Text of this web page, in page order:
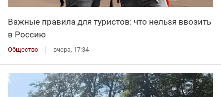
Важные правила для туристов: что нельзя ввозить
в Россию
Общество вчера, 17:34